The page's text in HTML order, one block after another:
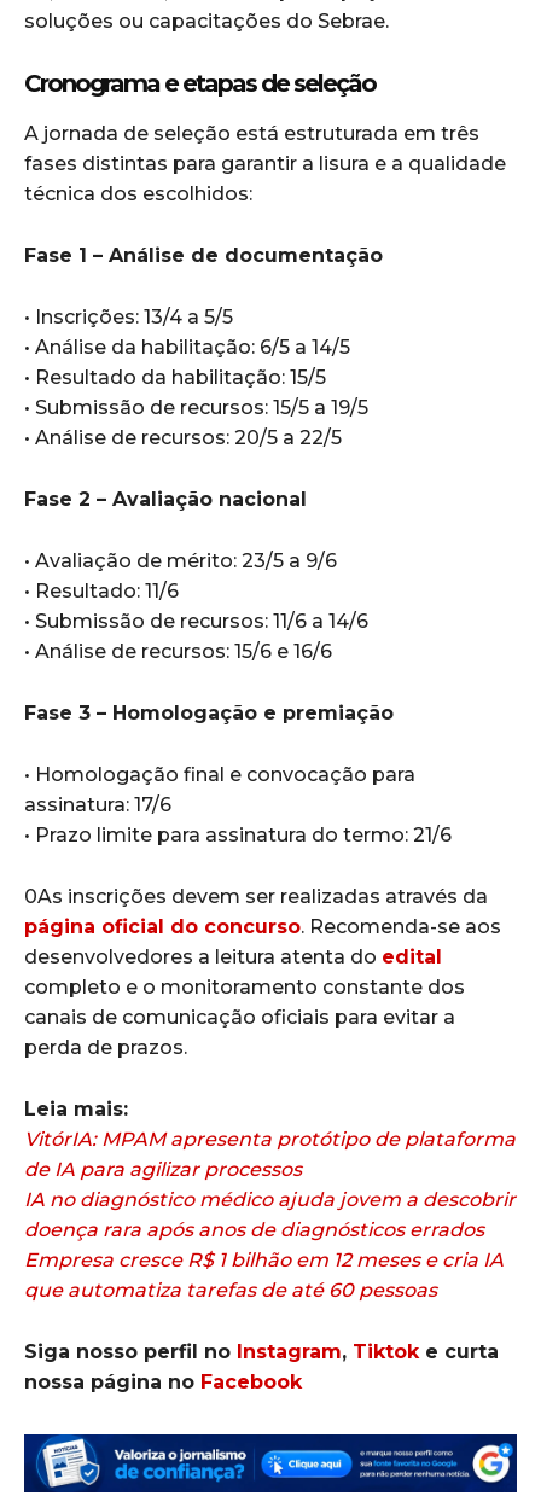
soluções ou capacitações do Sebrae.
Cronograma e etapas de seleção
A jornada de seleção está estruturada em três
fases distintas para garantir a lisura e a qualidade
técnica dos escolhidos:
Fase 1 – Análise de documentação
• Inscrições: 13/4 a 5/5
• Análise da habilitação: 6/5 a 14/5
• Resultado da habilitação: 15/5
• Submissão de recursos: 15/5 a 19/5
• Análise de recursos: 20/5 a 22/5
Fase 2 – Avaliação nacional
• Avaliação de mérito: 23/5 a 9/6
• Resultado: 11/6
• Submissão de recursos: 11/6 a 14/6
• Análise de recursos: 15/6 e 16/6
Fase 3 – Homologação e premiação
• Homologação final e convocação para
assinatura: 17/6
• Prazo limite para assinatura do termo: 21/6
0As inscrições devem ser realizadas através da
página oficial do concurso. Recomenda-se aos
desenvolvedores a leitura atenta do edital
completo e o monitoramento constante dos
canais de comunicação oficiais para evitar a
perda de prazos.
Leia mais:
VitórIA: MPAM apresenta protótipo de plataforma
de IA para agilizar processos
IA no diagnóstico médico ajuda jovem a descobrir
doença rara após anos de diagnósticos errados
Empresa cresce R$ 1 bilhão em 12 meses e cria IA
que automatiza tarefas de até 60 pessoas
Siga nosso perfil no Instagram, Tiktoke curta
nossa página no Facebook